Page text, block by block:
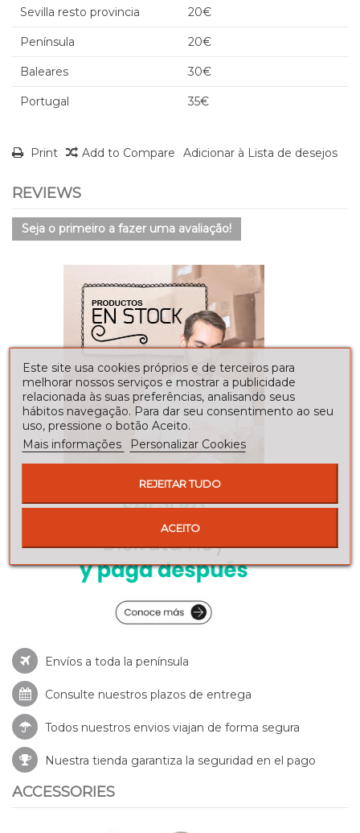
Sevilla resto provincia 20€
Península 20€
Baleares 30€
Portugal 35€
Print Add to Compare Adicionar à Lista de desejos
REVIEWS
Seja o primeiro a fazer uma avaliação!
Envíos a toda la península
Consulte nuestros plazos de entrega
Todos nuestros envios viajan de forma segura
Nuestra tienda garantiza la seguridad en el pago
ACCESSORIES
Este site usa cookies próprios e de terceiros para
melhorar nossos serviços e mostrar a publicidade
relacionada às suas preferências, analisando seus
hábitos navegação. Para dar seu consentimento ao seu
uso, pressione o botão Aceito.
Mais informações
Personalizar Cookies
REJEITAR TUDO
ACEITO